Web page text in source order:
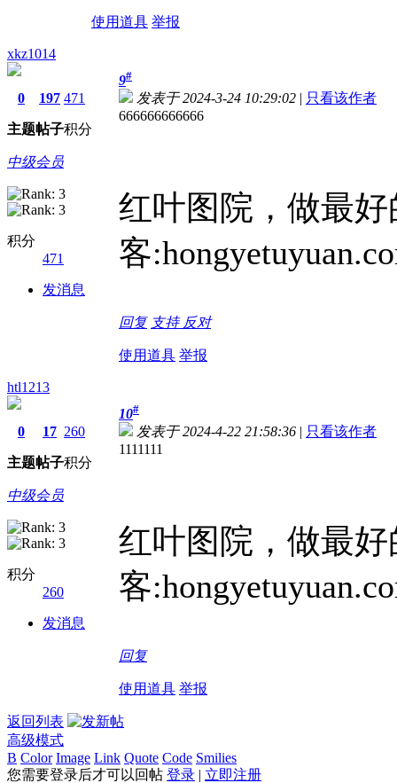
使用道具 举报
xkz1014
0
主题
197
帖子
471
积分
中级会员
积分
471
发消息
9#
发表于 2024-3-24 10:29:02 | 只看该作者
666666666666
红叶图院，做最
客
回复 支持 反对
使用道具 举报
htl1213
0
主题
17
帖子
260
积分
中级会员
积分
260
发消息
10#
发表于 2024-4-22 21:58:36 | 只看该作者
1111111
红叶图院，做最
客
回复
使用道具 举报
返回列表
高级模式
B Color Image Link Quote Code Smilies
您需要登录后才可以回帖 登录 | 立即注册